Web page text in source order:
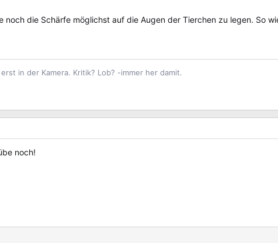
noch die Schärfe möglichst auf die Augen der Tierchen zu legen. So
in der Kamera. Kritik? Lob? -immer her damit.
noch!